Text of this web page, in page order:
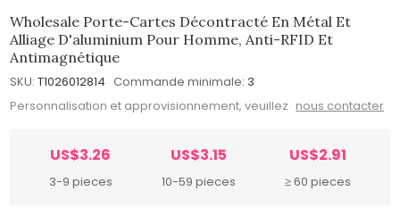
Wholesale Porte-Cartes Décontracté En Métal Et
Alliage D'aluminium Pour Homme, Anti-RFID Et
Antimagnétique
SKU: T1026012814 Commande minimale: 3
Personnalisation et approvisionnement, veuillez nous contacter
US$3.26
3-9 pieces
US$3.15
10-59 pieces
US$2.91
≥ 60 pieces